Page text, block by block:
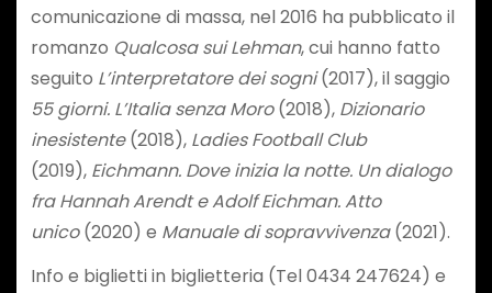
comunicazione di massa, nel 2016 ha pubblicato il
romanzo Qualcosa sui Lehman, cui hanno fatto
seguito L’interpretatore dei sogni(2017), il saggio
55 giorni. L’Italia senza Moro(2018), Dizionario
inesistente(2018), Ladies Football Club
(2019), Eichmann. Dove inizia la notte. Un dialogo
fra Hannah Arendt e Adolf Eichman. Atto
unico(2020) e Manuale di sopravvivenza(2021).
Info e biglietti in biglietteria (Tel 0434 247624) e